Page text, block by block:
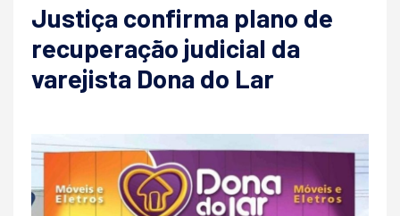
Justiça confirma plano de
recuperação judicial da
varejista Dona do Lar